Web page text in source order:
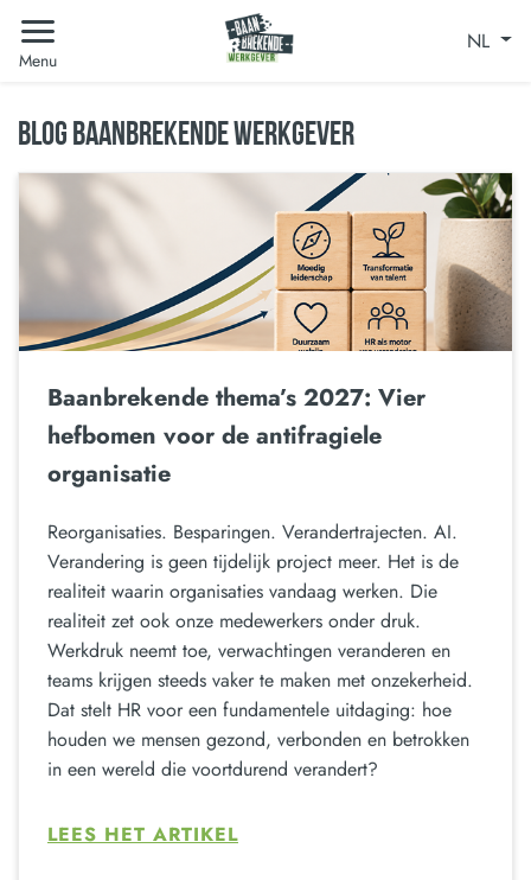
Menu
NL
BLOG BAANBREKENDE WERKGEVER
Baanbrekende thema’s 2027: Vier
hefbomen voor de antifragiele
organisatie
Reorganisaties. Besparingen. Verandertrajecten. AI.
Verandering is geen tijdelijk project meer. Het is de
realiteit waarin organisaties vandaag werken. Die
realiteit zet ook onze medewerkers onder druk.
Werkdruk neemt toe, verwachtingen veranderen en
teams krijgen steeds vaker te maken met onzekerheid.
Dat stelt HR voor een fundamentele uitdaging: hoe
houden we mensen gezond, verbonden en betrokken
in een wereld die voortdurend verandert?
LEES HET ARTIKEL